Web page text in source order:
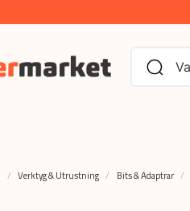
Verktyg & Utrustning Bits & Adaptrar